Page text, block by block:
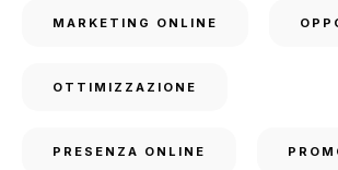
MARKETING ONLINE
OTTIMIZZAZIONE
PRESENZA ONLINE